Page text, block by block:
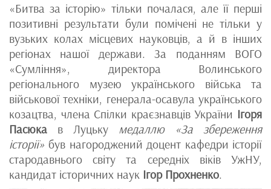
«Битва за історію» тільки почалася, але її перші
позитивні результати були помічені не тільки у
вузьких колах місцевих науковців, а й в інших
регіонах нашої держави. За поданням ВОГО
«Сумління», директора Волинського
регіонального музею українського війська та
військової техніки, генерала-осавула українського
козацтва, члена Спілки краєзнавців України Ігоря
Пасюка в Луцьку медаллю «За збереження
історії» був нагороджений доцент кафедри історії
стародавнього світу та середніх віків УжНУ,
кандидат історичних наук Ігор Прохненко.